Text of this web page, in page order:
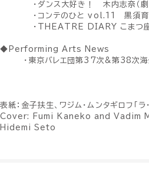
・ダンス大好き！ 木内志奈（劇団
・コンテのひと vol.11 黒須育
・THEATRE DIARY こまつ座「
◆Performing Arts News
・東京バレエ団第37次&第38次海
表紙：金子扶生、ワジム・ムンタギロフ「
Cover: Fumi Kaneko and Vadim
Hidemi Seto